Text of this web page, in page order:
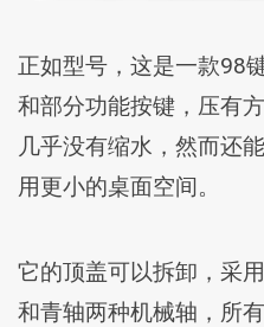
正如型号，这是一款98
和部分功能按键，压有
几乎没有缩水，然而还
用更小的桌面空间。
它的顶盖可以拆卸，采
和青轴两种机械轴，所